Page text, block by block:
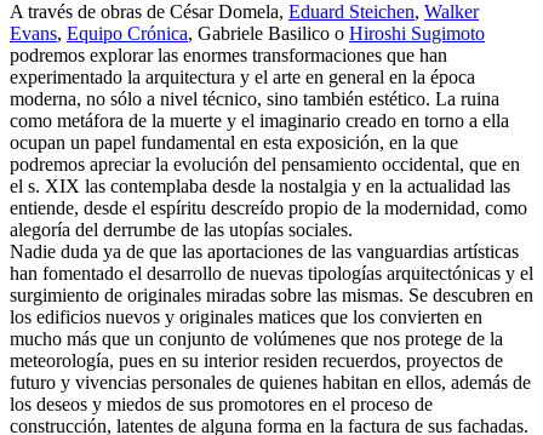
A través de obras de César Domela, Eduard Steichen, Walker
Evans, Equipo Crónica, Gabriele Basilico o Hiroshi Sugimoto
podremos explorar las enormes transformaciones que han
experimentado la arquitectura y el arte en general en la época
moderna, no sólo a nivel técnico, sino también estético. La ruina
como metáfora de la muerte y el imaginario creado en torno a ella
ocupan un papel fundamental en esta exposición, en la que
podremos apreciar la evolución del pensamiento occidental, que en
el s. XIX las contemplaba desde la nostalgia y en la actualidad las
entiende, desde el espíritu descreído propio de la modernidad, como
alegoría del derrumbe de las utopías sociales.
Nadie duda ya de que las aportaciones de las vanguardias artísticas
han fomentado el desarrollo de nuevas tipologías arquitectónicas y el
surgimiento de originales miradas sobre las mismas. Se descubren en
los edificios nuevos y originales matices que los convierten en
mucho más que un conjunto de volúmenes que nos protege de la
meteorología, pues en su interior residen recuerdos, proyectos de
futuro y vivencias personales de quienes habitan en ellos, además de
los deseos y miedos de sus promotores en el proceso de
construcción, latentes de alguna forma en la factura de sus fachadas.